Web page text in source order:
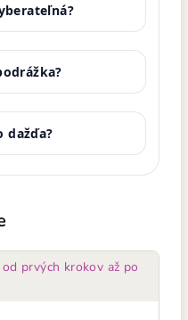
dažďa?
prvých krokov až po